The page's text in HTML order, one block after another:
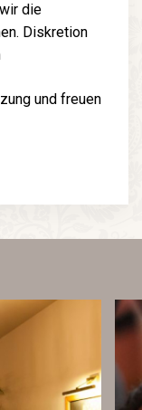
die
Diskretion
und freuen